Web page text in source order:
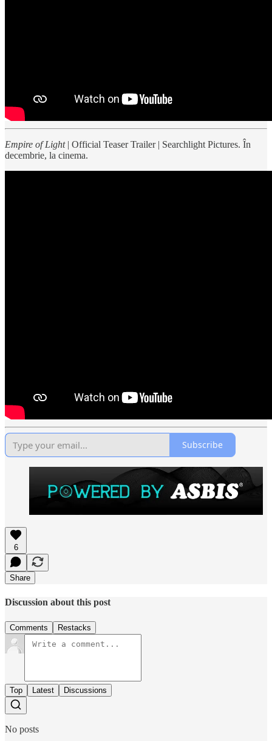
Empire of Light| Official Teaser Trailer | Searchlight Pictures. În
decembrie, la cinema.
Subscribe
6
Share
Discussion about this post
Comments Restacks
Top Latest Discussions
No posts